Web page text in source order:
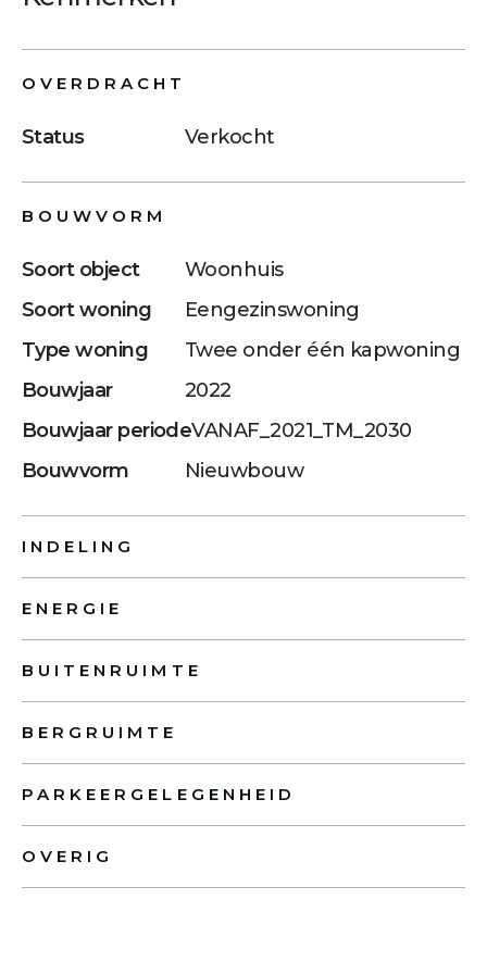
OVERDRACHT
Status Verkocht
BOUWVORM
Soort object
Woonhuis
Soort woning
Eengezinswoning
Type woning
Twee onder één kapwoning
Bouwjaar
2022
Bouwjaar periodeVANAF_2021_TM_2030
Bouwvorm
Nieuwbouw
INDELING
ENERGIE
BUITENRUIMTE
BERGRUIMTE
PARKEERGELEGENHEID
OVERIG